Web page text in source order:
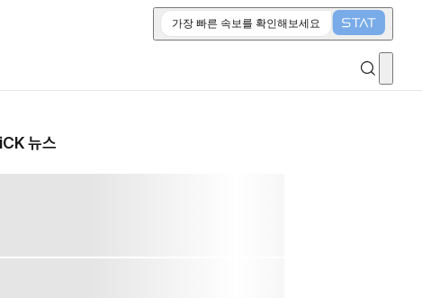
가장 빠른 속보를 확인해보세요
뉴스